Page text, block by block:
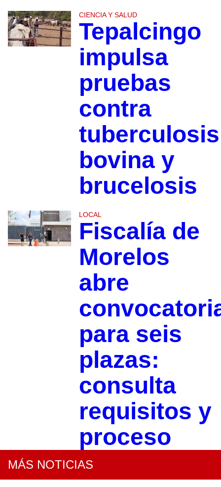
CIENCIA Y SALUD
Tepalcingo
impulsa
pruebas
contra
tuberculosis
bovina y
brucelosis
LOCAL
Fiscalía de
Morelos
abre
para seis
plazas:
consulta
requisitos y
proceso
MÁS NOTICIAS